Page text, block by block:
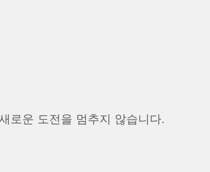
로운 도전을 멈추지 않습니다.